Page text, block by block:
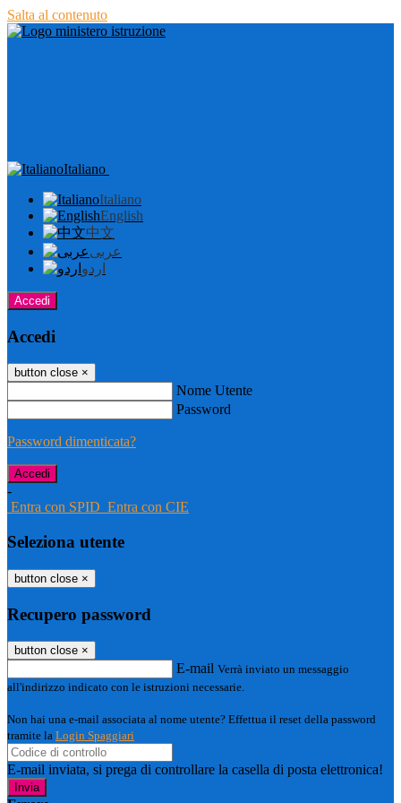
Salta al contenuto
Italiano
Italiano
English
中文
عربى
اردو
Accedi
Accedi
button close ×
Nome Utente
Password
Password dimenticata?
-
Entra con SPID Entra con CIE
Seleziona utente
button close ×
Recupero password
button close ×
E-mail Verrà inviato un messaggio
all'indirizzo indicato con le istruzioni necessarie.
Non hai una e-mail associata al nome utente? Effettua il reset della password
tramite la Login Spaggiari
E-mail inviata, si prega di controllare la casella di posta elettronica!